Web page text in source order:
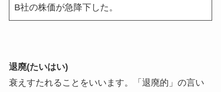
B社の株価が急降下した。
退廃(たいはい)
衰えすたれることをいいます。「退廃的」の言い